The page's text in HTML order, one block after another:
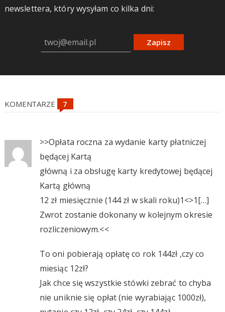
newslettera, który wysyłam co kilka dni:
Zapisz
KOMENTARZE
>>Opłata roczna za wydanie karty płatniczej
będącej Kartą
główną i za obsługę karty kredytowej będącej
Kartą główną
12 zł miesięcznie (144 zł w skali roku)1<>1[…]
Zwrot zostanie dokonany w kolejnym okresie
rozliczeniowym.<<
To oni pobierają opłatę co rok 144zł ,czy co
miesiąc 12zł?
Jak chce się wszystkie stówki zebrać to chyba
nie uniknie się opłat (nie wyrabiając 1000zł),